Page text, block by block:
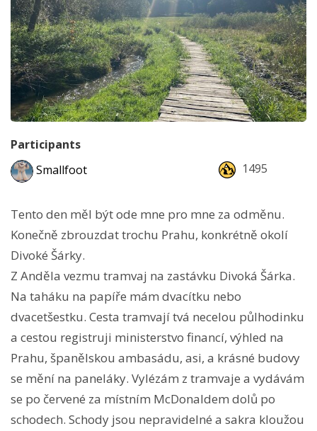
Participants
Smallfoot
1495
Tento den měl být ode mne pro mne za odměnu.
Konečně zbrouzdat trochu Prahu, konkrétně okolí
Divoké Šárky.
Z Anděla vezmu tramvaj na zastávku Divoká Šárka.
Na taháku na papíře mám dvacítku nebo
dvacetšestku. Cesta tramvají tvá necelou půlhodinku
a cestou registruji ministerstvo financí, výhled na
Prahu, španělskou ambasádu, asi, a krásné budovy
se mění na paneláky. Vylézám z tramvaje a vydávám
se po červené za místním McDonaldem dolů po
schodech. Schody jsou nepravidelné a sakra kloužou